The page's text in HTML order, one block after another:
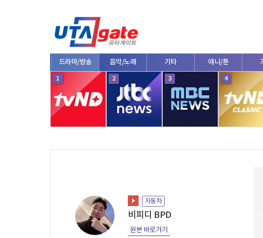
드라마/방송 음악/노래 기타 애니/툰
1 2 3 4
자동차
비피디 BPD
원본 바로가기